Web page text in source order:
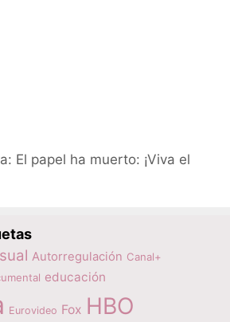
El papel ha muerto: ¡Viva el
Autorregulación Canal+
educación
Eurovideo Fox HBO